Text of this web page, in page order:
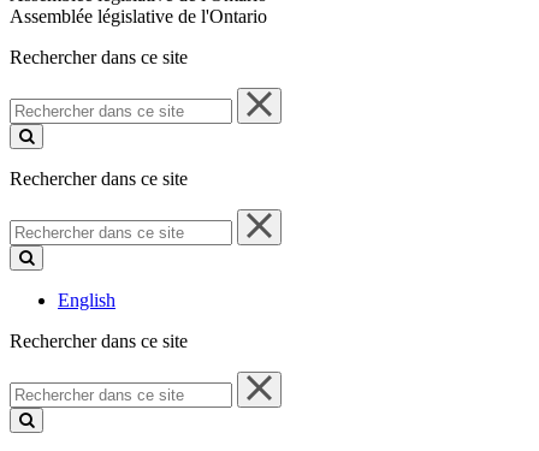
Assemblée législative de l'Ontario
Rechercher dans ce site
Rechercher
dans
ce
Rechercher dans ce site
Rechercher
dans
ce
English
Rechercher dans ce site
Rechercher
dans
ce